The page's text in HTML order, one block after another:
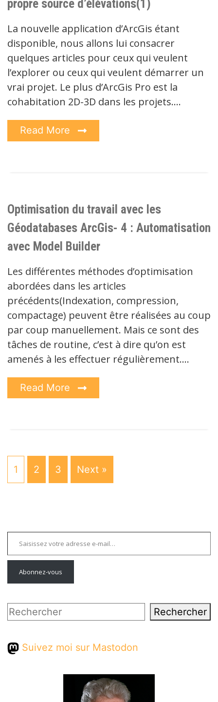
propre source d’élévations(1)
La nouvelle application d’ArcGis étant
disponible, nous allons lui consacrer
quelques articles pour ceux qui veulent
l’explorer ou ceux qui veulent démarrer un
vrai projet. Le plus d’ArcGis Pro est la
cohabitation 2D-3D dans les projets.…
Read More
Optimisation du travail avec les
Géodatabases ArcGis- 4 : Automatisation
avec Model Builder
Les différentes méthodes d’optimisation
abordées dans les articles
précédents(Indexation, compression,
compactage) peuvent être réalisées au coup
par coup manuellement. Mais ce sont des
tâches de routine, c’est à dire qu’on est
amenés à les effectuer régulièrement.…
Read More
1 2 3 Next »
Saisissez votre adresse e-mail…
Abonnez-vous
Rechercher Rechercher
Suivez moi sur Mastodon